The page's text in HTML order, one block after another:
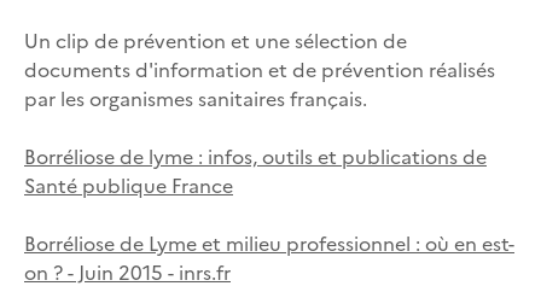
Un clip de prévention et une sélection de
documents d'information et de prévention réalisés
par les organismes sanitaires français.
Borréliose de lyme : infos, outils et publications de
Santé publique France
Borréliose de Lyme et milieu professionnel : où en est-
on ? - Juin 2015 - inrs.fr